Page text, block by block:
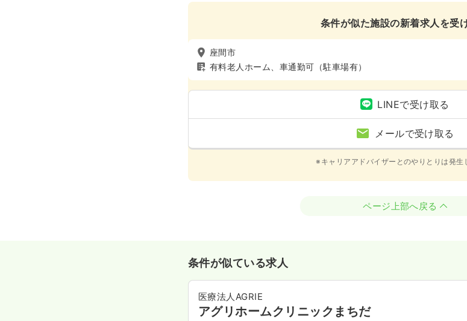
条件が似た施設の新着求人を受
座間市
有料老人ホーム、車通勤可（駐車場有）
LINEで受け取る
メールで受け取る
※キャリアアドバイザーとのやりとりは発生
ページ上部へ戻る
条件が似ている求人
医療法人AGRIE
アグリホームクリニックまちだ